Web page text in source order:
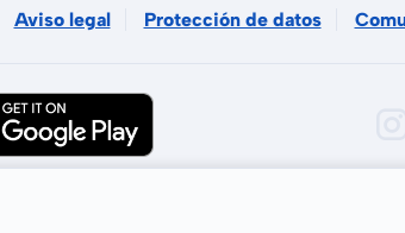
Aviso legal Protección de datos
© LCP GmbH 2026